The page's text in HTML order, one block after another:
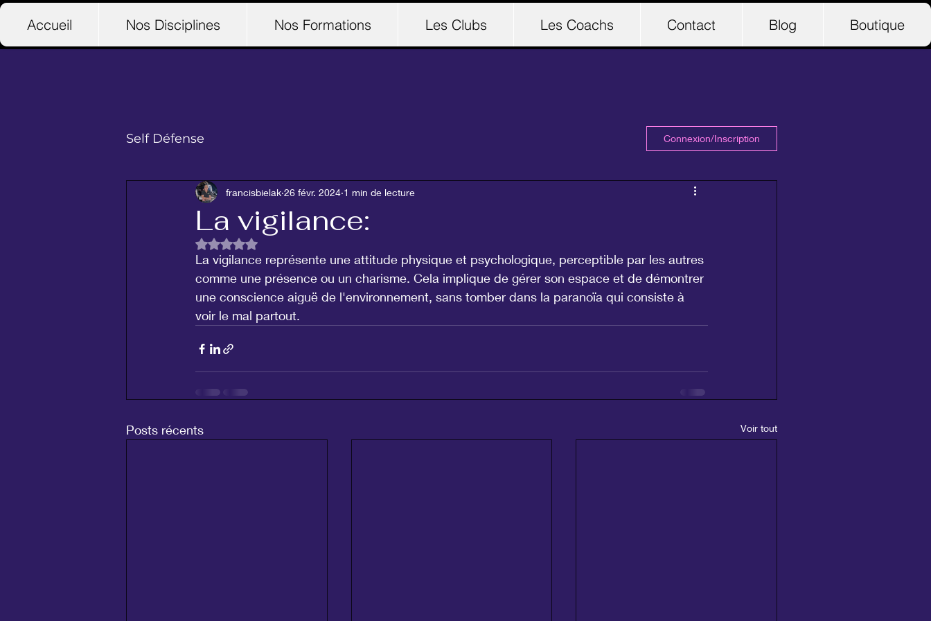
Accueil Nos Disciplines Nos Formations Les Clubs Les Coachs Contact Blog Boutique
Self Défense Connexion/Inscription
La vigilance:
francisbielak 26 févr. 2024 1 min de lecture
Noté NaN étoiles sur 5.
La vigilance représente une attitude physique et psychologique, perceptible par les autres
comme une présence ou un charisme. Cela implique de gérer son espace et de démontrer
une conscience aiguë de l'environnement, sans tomber dans la paranoïa qui consiste à
voir le mal partout.
Posts récents Voir tout